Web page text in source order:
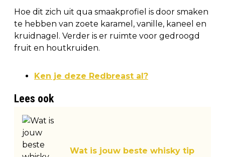
Hoe dit zich uit qua smaakprofiel is door smaken
te hebben van zoete karamel, vanille, kaneel en
kruidnagel. Verder is er ruimte voor gedroogd
fruit en houtkruiden.
Ken je deze Redbreast al?
Lees ook
Wat is jouw beste whisky tip